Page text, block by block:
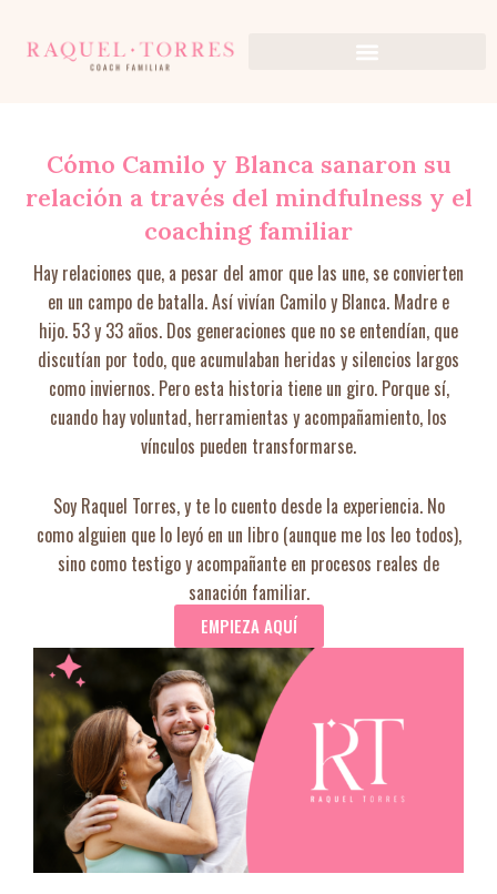
contenido
Cómo Camilo y Blanca sanaron su
relación a través del mindfulness y el
coaching familiar
Hay relaciones que, a pesar del amor que las une, se convierten
en un campo de batalla. Así vivían Camilo y Blanca. Madre e
hijo. 53 y 33 años. Dos generaciones que no se entendían, que
discutían por todo, que acumulaban heridas y silencios largos
como inviernos. Pero esta historia tiene un giro. Porque sí,
cuando hay voluntad, herramientas y acompañamiento, los
vínculos pueden transformarse.
Soy Raquel Torres, y te lo cuento desde la experiencia. No
como alguien que lo leyó en un libro (aunque me los leo todos),
sino como testigo y acompañante en procesos reales de
sanación familiar.
EMPIEZA AQUÍ